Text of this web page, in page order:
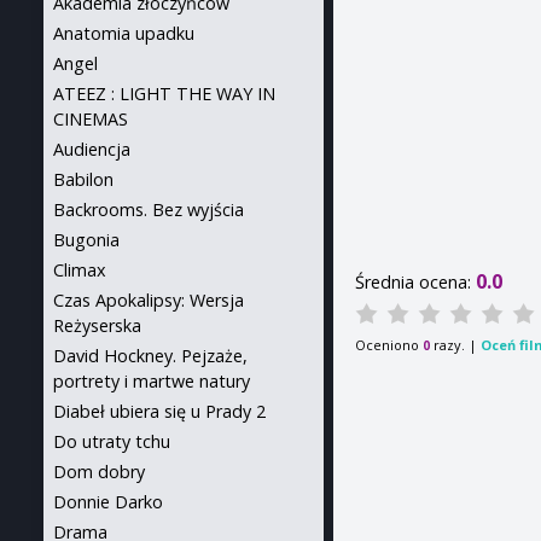
Średnia ocena: 0.0
Oceniono 0 razy. | Oceń
Anatomia upadku
Angel
ATEEZ : LIGHT THE WAY IN
CINEMAS
Audiencja
Babilon
Backrooms. Bez wyjścia
Bugonia
Climax
Czas Apokalipsy: Wersja
Reżyserska
David Hockney. Pejzaże,
portrety i martwe natury
Diabeł ubiera się u Prady 2
Do utraty tchu
Dom dobry
Donnie Darko
Drama